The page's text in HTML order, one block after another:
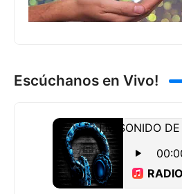
Escúchanos en Vivo!